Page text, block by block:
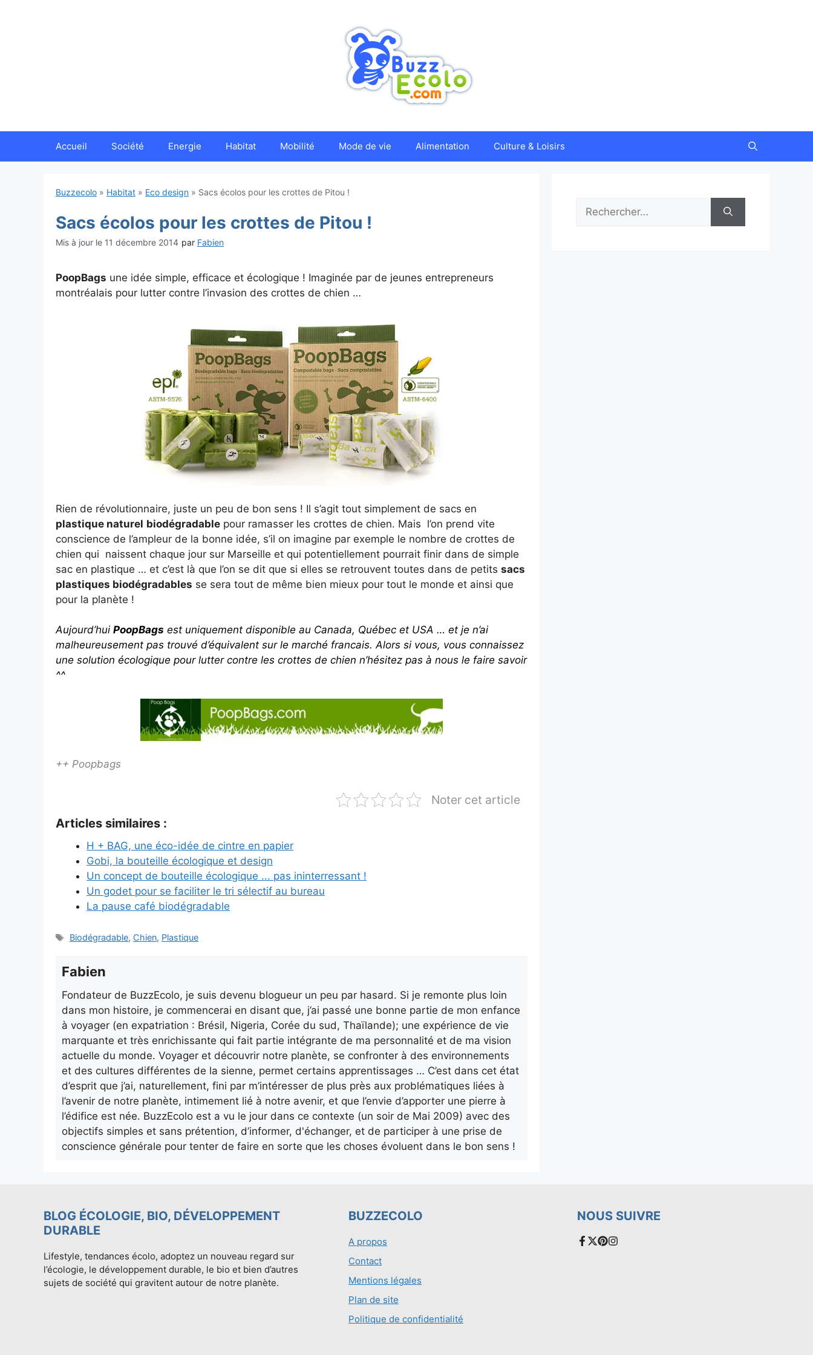
Accueil Société Energie Habitat Mobilité Mode de vie Alimentation Culture & Loisirs
Buzzecolo » Habitat » Eco design » Sacs écolos pour les crottes de Pitou !
Sacs écolos pour les crottes de Pitou !
11 décembre 2014 par Fabien
PoopBags une idée simple, efficace et écologique ! Imaginée par de jeunes entrepreneurs
montréalais pour lutter contre l’invasion des crottes de chien …
Rien de révolutionnaire, juste un peu de bon sens ! Il s’agit tout simplement de sacs en
plastique naturel biodégradable pour ramasser les crottes de chien. Mais l’on prend vite
conscience de l’ampleur de la bonne idée, s’il on imagine par exemple le nombre de crottes de
chien qui naissent chaque jour sur Marseille et qui potentiellement pourrait finir dans de simple
sac en plastique … et c’est là que l’on se dit que si elles se retrouvent toutes dans de petits sacs
plastiques biodégradables se sera tout de même bien mieux pour tout le monde et ainsi que
pour la planète !
Aujourd’hui PoopBags est uniquement disponible au Canada, Québec et USA … et je n’ai
malheureusement pas trouvé d’équivalent sur le marché francais. Alors si vous, vous connaissez
une solution écologique pour lutter contre les crottes de chien n’hésitez pas à nous le faire savoir
^^
++ Poopbags
Noter cet article
Articles similaires :
H + BAG, une éco-idée de cintre en papier
Gobi, la bouteille écologique et design
Un concept de bouteille écologique ... pas ininterressant !
Un godet pour se faciliter le tri sélectif au bureau
La pause café biodégradable
Étiquettes
Biodégradable, Chien, Plastique
Fabien
Fondateur de BuzzEcolo, je suis devenu blogueur un peu par hasard. Si je remonte plus loin
dans mon histoire, je commencerai en disant que, j’ai passé une bonne partie de mon enfance
à voyager (en expatriation : Brésil, Nigeria, Corée du sud, Thaïlande); une expérience de vie
marquante et très enrichissante qui fait partie intégrante de ma personnalité et de ma vision
actuelle du monde. Voyager et découvrir notre planète, se confronter à des environnements
et des cultures différentes de la sienne, permet certains apprentissages … C’est dans cet état
d’esprit que j’ai, naturellement, fini par m’intéresser de plus près aux problématiques liées à
l’avenir de notre planète, intimement lié à notre avenir, et que l’envie d’apporter une pierre à
l’édifice est née. BuzzEcolo est a vu le jour dans ce contexte (un soir de Mai 2009) avec des
objectifs simples et sans prétention, d’informer, d'échanger, et de participer à une prise de
conscience générale pour tenter de faire en sorte que les choses évoluent dans le bon sens !
Rechercher :
BLOG ÉCOLOGIE, BIO, DÉVELOPPEMENT
DURABLE
Lifestyle, tendances écolo, adoptez un nouveau regard sur
l’écologie, le développement durable, le bio et bien d’autres
sujets de société qui gravitent autour de notre planète.
BUZZECOLO
A propos
Contact
Mentions légales
Plan de site
Politique de confidentialité
NOUS SUIVRE